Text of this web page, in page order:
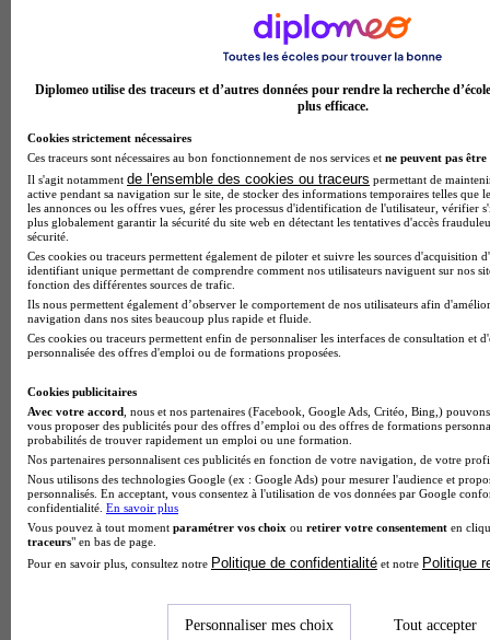
Note de 4 sur 5
Diplomeo utilise des traceurs et d’autres données pour rendre la recherche
plus efficace.
Cookies strictement nécessaires
Ces traceurs sont nécessaires au bon fonctionnement de nos services et ne peuvent pas être
Il s'agit notamment de l'ensemble des cookies ou traceurs permettant de
active pendant sa navigation sur le site, de stocker des informations temporaires telles que
les annonces ou les offres vues, gérer les processus d'identification de l'utilisateur, vérifier
plus globalement garantir la sécurité du site web en détectant les tentatives d'accès
sécurité.
Ces cookies ou traceurs permettent également de piloter et suivre les sources d'acquisition
identifiant unique permettant de comprendre comment nos utilisateurs naviguent sur nos
fonction des différentes sources de trafic.
Ils nous permettent également d’observer le comportement de nos utilisateurs afin
navigation dans nos sites beaucoup plus rapide et fluide.
Ces cookies ou traceurs permettent enfin de personnaliser les interfaces de consultation et
personnalisée des offres d'emploi ou de formations proposées.
Cookies publicitaires
Avec votre accord , nous et nos partenaires (Facebook, Google Ads, Critéo, Bing,)
vous proposer des publicités pour des offres d’emploi ou des offres de formations
probabilités de trouver rapidement un emploi ou une formation.
Nos partenaires personnalisent ces publicités en fonction de votre navigation, de votre
Nous utilisons des technologies Google (ex : Google Ads) pour mesurer l'audience et
personnalisés. En acceptant, vous consentez à l'utilisation de vos données par Google
confidentialité. En savoir plus
Vous pouvez à tout moment paramétrer vos choix ou retirer votre consentement en
traceurs" en bas de page.
Pour en savoir plus, consultez notre Politique de confidentialité et notre Politique
Personnaliser mes choix Tout accepter